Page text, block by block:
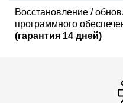
Восстановление /
программного
(гарантия 14 дней)